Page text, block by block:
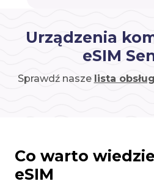
Urządzenia
eSIM
Sprawdź nasze lista
Co warto
eSIM